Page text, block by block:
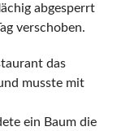
abgesperrt
verschoben.
das
musste mit
ein Baum die